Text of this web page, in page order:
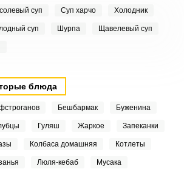
суп Суп харчо Холодник
суп Шурпа Щавелевый суп
блюда
Бешбармак Буженина
Гуляш Жаркое Запеканки
Колбаса домашняя Котлеты
Люля-кебаб Мусака